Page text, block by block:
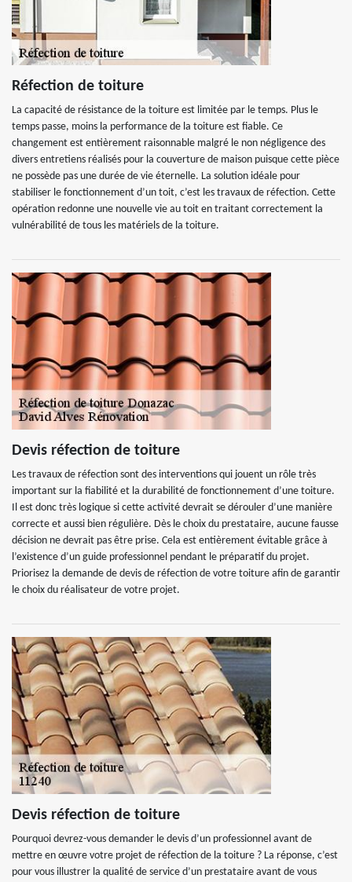
Réfection de toiture
La capacité de résistance de la toiture est limitée par le temps. Plus le
temps passe, moins la performance de la toiture est fiable. Ce
changement est entièrement raisonnable malgré le non négligence des
divers entretiens réalisés pour la couverture de maison puisque cette pièce
ne possède pas une durée de vie éternelle. La solution idéale pour
stabiliser le fonctionnement d’un toit, c’est les travaux de réfection. Cette
opération redonne une nouvelle vie au toit en traitant correctement la
vulnérabilité de tous les matériels de la toiture.
Devis réfection de toiture
Les travaux de réfection sont des interventions qui jouent un rôle très
important sur la fiabilité et la durabilité de fonctionnement d’une toiture.
Il est donc très logique si cette activité devrait se dérouler d’une manière
correcte et aussi bien régulière. Dès le choix du prestataire, aucune fausse
décision ne devrait pas être prise. Cela est entièrement évitable grâce à
l’existence d’un guide professionnel pendant le préparatif du projet.
Priorisez la demande de devis de réfection de votre toiture afin de garantir
le choix du réalisateur de votre projet.
Devis réfection de toiture
Pourquoi devrez-vous demander le devis d’un professionnel avant de
mettre en œuvre votre projet de réfection de la toiture ? La réponse, c’est
pour vous illustrer la qualité de service d’un prestataire avant de vous